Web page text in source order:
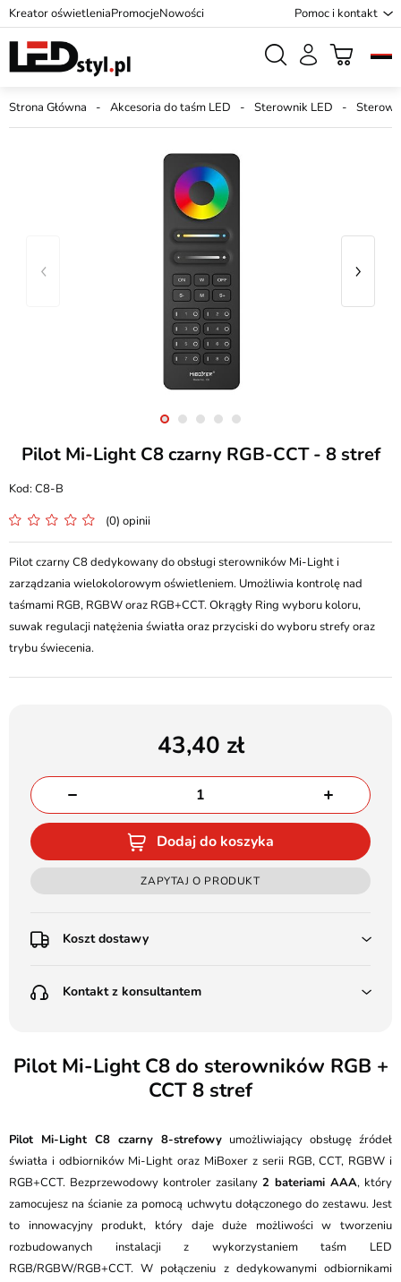
Kreator oświetleniaPromocjeNowości Pomoc i kontakt
Strona Główna Akcesoria do taśm LED Sterownik LED
Pilot Mi-Light C8 czarny RGB-CCT - 8 stref
C8-B
(0) opinii
Pilot czarny C8 dedykowany do obsługi sterowników Mi-Light i
zarządzania wielokolorowym oświetleniem. Umożliwia kontrolę nad
taśmami RGB, RGBW oraz RGB+CCT. Okrągły Ring wyboru koloru,
suwak regulacji natężenia światła oraz przyciski do wyboru strefy oraz
trybu świecenia.
43,40
Dodaj do koszyka
ZAPYTAJ O PRODUKT
Koszt dostawy
Poczta Polska Kurier 48H - 11 zł
(od 1000 zł dla gabarytów, nie dotyczy produktów 3m)
Kurier GLS - 20 zł
Przesyłka Gabarytowa - 35 zł
Kontakt z konsultantem
Batalionów Chłopskich 12, 94-058 Łódź
Pilot Mi-Light C8 do sterowników RGB +
CCT 8 stref
Pilot Mi-Light C8 czarny 8-strefowy umożliwiający obsługę źródeł
światła i odbiorników Mi-Light oraz MiBoxer z serii RGB, CCT, RGBW i
RGB+CCT. Bezprzewodowy kontroler zasilany 2 bateriami AAA, który
zamocujesz na ścianie za pomocą uchwytu dołączonego do zestawu. Jest
to innowacyjny produkt, który daje duże możliwości w tworzeniu
rozbudowanych instalacji z wykorzystaniem taśm LED
RGB/RGBW/RGB+CCT. W połączeniu z dedykowanymi odbiornikami